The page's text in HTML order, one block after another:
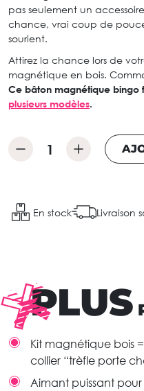
pas seulement un
chance, vrai coup de
sourient.
Attirez la chance lors de
magnétique en bois.
Ce bâton magnétique bingo
plusieurs modèles.
En stock Livraison
PLUS
Kit magnétique bois
collier “trèfle porte
Aimant puissant pour